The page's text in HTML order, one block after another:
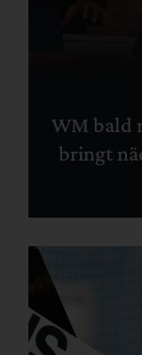
WM bald
bringt